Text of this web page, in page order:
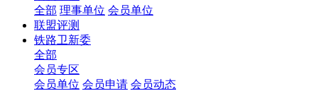
全部 理事单位 会员单位
联盟评测
铁路卫新委
全部
会员专区
会员单位 会员申请 会员动态